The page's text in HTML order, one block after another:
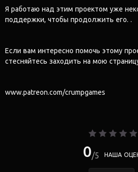
Я работаю над этим проектом уже
поддержки, чтобы продолжить его. .
Если вам интересно помочь этому
стесняйтесь заходить на мою
www.patreon.com/crumpgames
0 5 НАША